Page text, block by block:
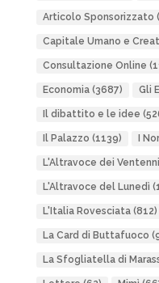
Articolo Sponsorizzato
Capitale Umano e
Consultazione Online
Economia(3687) Gli
Il dibattito e le idee
Il Palazzo (1139) I
L'Altravoce dei Ventenni
L'Altravoce del Lunedì
L'Italia Rovesciata(812)
La Card di Buttafuoco
La Sfogliatella di